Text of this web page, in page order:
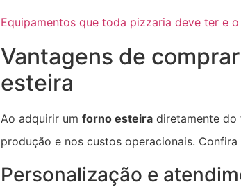
Equipamentos que toda pizzaria deve ter e
Vantagens de
esteira
Ao adquirir um forno esteira diretamente do
produção e nos custos operacionais. Confira
Personalização e